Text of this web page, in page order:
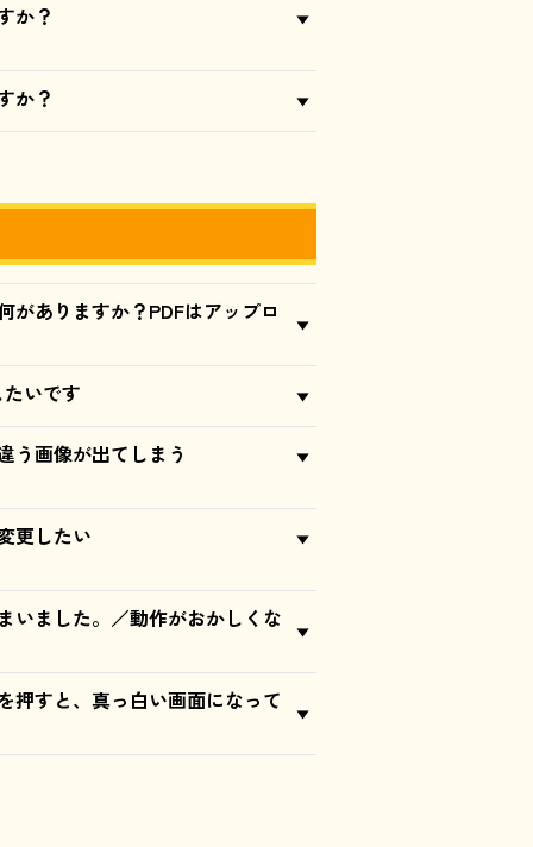
か？
か？
がありますか？PDFはアップロ
いです
う画像が出てしまう
更したい
いました。／動作がおかしくな
押すと、真っ白い画面になって